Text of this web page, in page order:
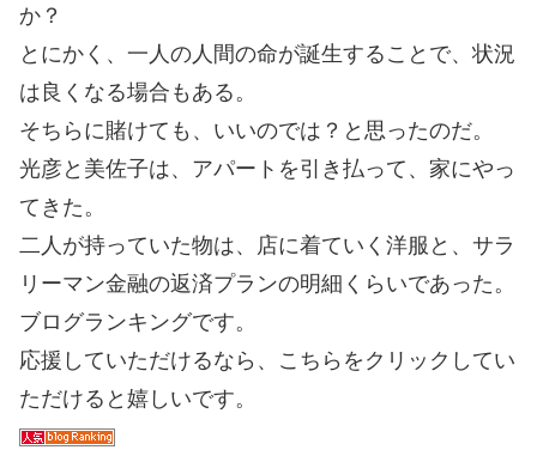
か？
とにかく、一人の人間の命が誕生することで、状況
は良くなる場合もある。
そちらに賭けても、いいのでは？と思ったのだ。
光彦と美佐子は、アパートを引き払って、家にやっ
てきた。
二人が持っていた物は、店に着ていく洋服と、サラ
リーマン金融の返済プランの明細くらいであった。
ブログランキングです。
応援していただけるなら、こちらをクリックしてい
ただけると嬉しいです。